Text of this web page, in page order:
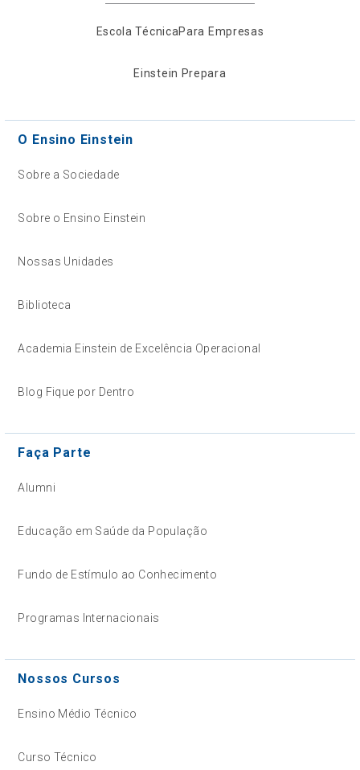
Escola TécnicaPara Empresas
Einstein Prepara
O Ensino Einstein
Sobre a Sociedade
Sobre o Ensino Einstein
Nossas Unidades
Biblioteca
Academia Einstein de Excelência Operacional
Blog Fique por Dentro
Faça Parte
Alumni
Educação em Saúde da População
Fundo de Estímulo ao Conhecimento
Programas Internacionais
Nossos Cursos
Ensino Médio Técnico
Curso Técnico